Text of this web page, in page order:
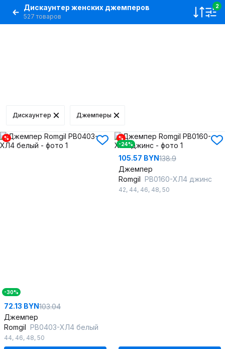
Дискаунтер женских джемперов
527 товаров
2
Дискаунтер Джемперы
%
-30%
72.13 BYN103.04
Джемпер
Romgil РВ0403-ХЛ4 белый
44, 46, 48, 50
%
-24%
105.57 BYN138.9
Джемпер
Romgil РВ0160-ХЛ4 джинс
42, 44, 46, 48, 50